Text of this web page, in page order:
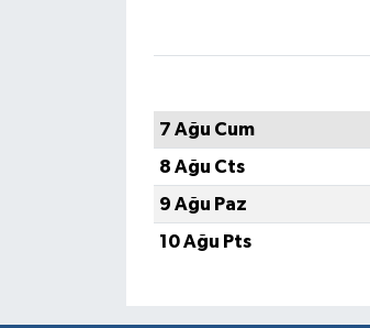
7 Ağu Cum
8 Ağu Cts
9 Ağu Paz
10 Ağu Pts